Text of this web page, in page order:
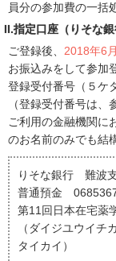
員分の参加費の一括
II.指定口座（りそな
ご登録後、 2018年6
お振込みをして参加
登録受付番号（５ケ
（登録受付番号は、
ご利用の金融機関に
のお名前のみでも結
りそな銀行 難波
普通預金
第11回日本在宅薬
（ダイジユウイチ
タイカイ）